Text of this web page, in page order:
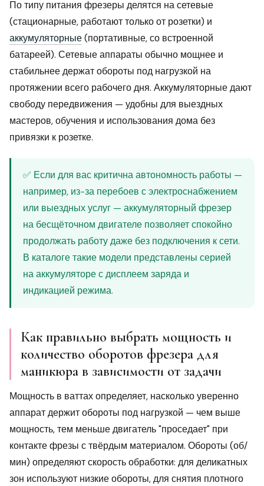
По типу питания фрезеры делятся на сетевые
(стационарные, работают только от розетки) и
аккумуляторные(портативные, со встроенной
батареей). Сетевые аппараты обычно мощнее и
стабильнее держат обороты под нагрузкой на
протяжении всего рабочего дня. Аккумуляторные дают
свободу передвижения — удобны для выездных
мастеров, обучения и использования дома без
привязки к розетке.
✅ Если для вас критична автономность работы —
например, из-за перебоев с электроснабжением
или выездных услуг — аккумуляторный фрезер
на бесщёточном двигателе позволяет спокойно
продолжать работу даже без подключения к сети.
В каталоге такие модели представлены серией
на аккумуляторе с дисплеем заряда и
индикацией режима.
Как правильно выбрать мощность и
количество оборотов фрезера для
маникюра в зависимости от задачи
Мощность в ваттах определяет, насколько уверенно
аппарат держит обороты под нагрузкой — чем выше
мощность, тем меньше двигатель "проседает" при
контакте фрезы с твёрдым материалом. Обороты (об/
мин) определяют скорость обработки: для деликатных
зон используют низкие обороты, для снятия плотного